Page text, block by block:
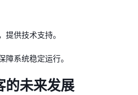
提供技术支持。
障系统稳定运行。
的未来发展